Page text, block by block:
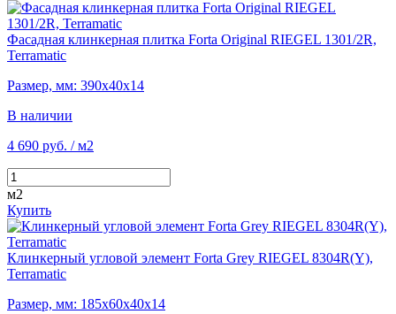
Фасадная клинкерная плитка Forta Original RIEGEL 1301/2R,
Terramatic
Размер, мм: 390х40х14
В наличии
4 690 руб. / м2
м2
Купить
Клинкерный угловой элемент Forta Grey RIEGEL 8304R(Y),
Terramatic
Размер, мм: 185х60х40х14